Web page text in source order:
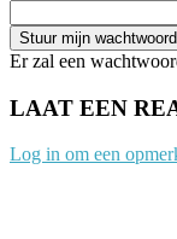
Er zal een
LAAT EEN
Log in om een